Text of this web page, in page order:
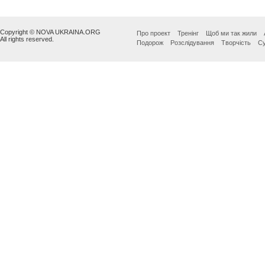
Copyright © NOVA UKRAINA.ORG
All rights reserved.
Про проект Тренінг Щоб ми так жили
Подорож
Розслідування Творчість